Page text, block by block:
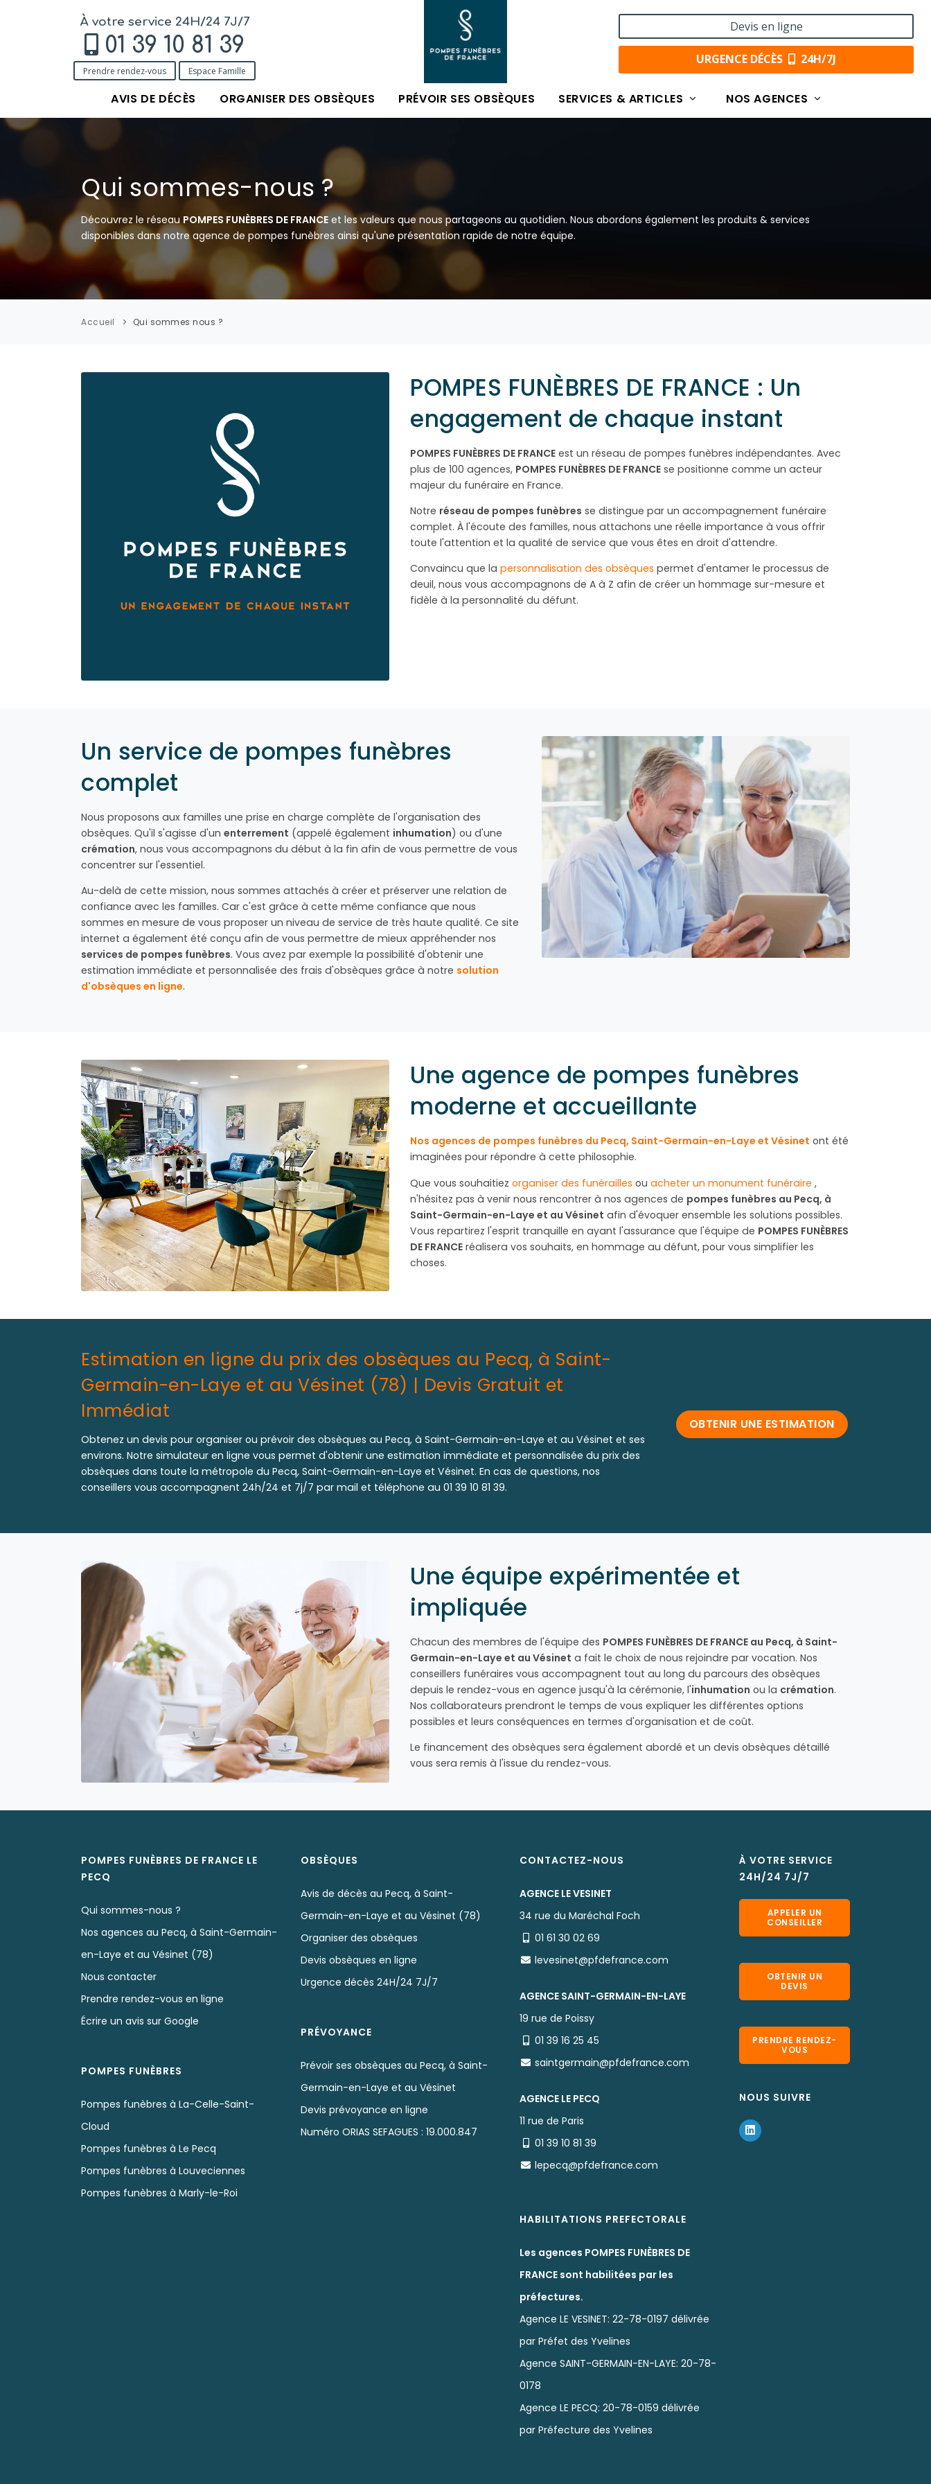
À votre service 24H/24 7J/7
01 39 10 81 39
Prendre rendez-vous Espace Famille
Devis en ligne
URGENCE DÉCÈS 24H/7J
AVIS DE DÉCÈS ORGANISER DES OBSÈQUES PRÉVOIR SES OBSÈQUES SERVICES & ARTICLES NOS AGENCES
Qui sommes-nous ?
Découvrez le réseauPOMPES FUNÈBRES DE FRANCE et les valeurs que nous partageons au quotidien. Nous abordons également les produits & services
disponibles dans notre agence de pompes funèbres ainsi qu'une présentation rapide de notre équipe.
Accueil Qui sommes nous ?
POMPES FUNÈBRES DE FRANCE : Un
engagement de chaque instant
POMPES FUNÈBRES DE FRANCE est un réseau de pompes funèbres indépendantes. Avec
plus de 100 agences, POMPES FUNÈBRES DE FRANCE se positionne comme un acteur
majeur du funéraire en France.
Notre réseau de pompes funèbres se distingue par un accompagnement funéraire
complet. À l'écoute des familles, nous attachons une réelle importance à vous offrir
toute l'attention et la qualité de service que vous êtes en droit d'attendre.
Convaincu que la personnalisation des obsèques permet d'entamer le processus de
deuil, nous vous accompagnons de A à Z afin de créer un hommage sur-mesure et
fidèle à la personnalité du défunt.
Un service de pompes funèbres
complet
Nous proposons aux familles une prise en charge complète de l'organisation des
obsèques. Qu'il s'agisse d'un enterrement (appelé également inhumation) ou d'une
crémation, nous vous accompagnons du début à la fin afin de vous permettre de vous
concentrer sur l'essentiel.
Au-delà de cette mission, nous sommes attachés à créer et préserver une relation de
confiance avec les familles. Car c'est grâce à cette même confiance que nous
sommes en mesure de vous proposer un niveau de service de très haute qualité. Ce site
internet a également été conçu afin de vous permettre de mieux appréhender nos
services de pompes funèbres. Vous avez par exemple la possibilité d'obtenir une
estimation immédiate et personnalisée des frais d'obsèques grâce à notre solution
d'obsèques en ligne.
Une agence de pompes funèbres
moderne et accueillante
Nos agences de pompes funèbres du Pecq, Saint-Germain-en-Laye et Vésinet ont été
imaginées pour répondre à cette philosophie.
Que vous souhaitiez organiser des funérailles ou acheter un monument funéraire ,
n'hésitez pas à venir nous rencontrer à nos agences de pompes funèbres au Pecq, à
Saint-Germain-en-Laye et au Vésinet afin d'évoquer ensemble les solutions possibles.
Vous repartirez l'esprit tranquille en ayant l'assurance que l'équipe de POMPES FUNÈBRES
DE FRANCE réalisera vos souhaits, en hommage au défunt, pour vous simplifier les
choses.
Estimation en ligne du prix des obsèques au Pecq, à Saint-
Germain-en-Laye et au Vésinet (78) | Devis Gratuit et
Immédiat
Obtenez un devis pour organiser ou prévoir des obsèques au Pecq, à Saint-Germain-en-Laye et au Vésinet et ses
environs. Notre simulateur en ligne vous permet d'obtenir une estimation immédiate et personnalisée du prix des
obsèques dans toute la métropole du Pecq, Saint-Germain-en-Laye et Vésinet. En cas de questions, nos
conseillers vous accompagnent 24h/24 et 7j/7 par mail et téléphone au 01 39 10 81 39.
OBTENIR UNE ESTIMATION
Une équipe expérimentée et
impliquée
Chacun des membres de l'équipe des POMPES FUNÈBRES DE FRANCE au Pecq, à Saint-
Germain-en-Laye et au Vésinet a fait le choix de nous rejoindre par vocation. Nos
conseillers funéraires vous accompagnent tout au long du parcours des obsèques
depuis le rendez-vous en agence jusqu'à la cérémonie, l'inhumation ou la crémation.
Nos collaborateurs prendront le temps de vous expliquer les différentes options
possibles et leurs conséquences en termes d'organisation et de coût.
Le financement des obsèques sera également abordé et un devis obsèques détaillé
vous sera remis à l'issue du rendez-vous.
POMPES FUNÈBRES DE FRANCE LE
PECQ
Qui sommes-nous ?
Nos agences au Pecq, à Saint-Germain-
en-Laye et au Vésinet (78)
Nous contacter
Prendre rendez-vous en ligne
Écrire un avis sur Google
POMPES FUNÈBRES
Pompes funèbres à La-Celle-Saint-
Cloud
Pompes funèbres à Le Pecq
Pompes funèbres à Louveciennes
Pompes funèbres à Marly-le-Roi
OBSÈQUES
Avis de décès au Pecq, à Saint-
Germain-en-Laye et au Vésinet (78)
Organiser des obsèques
Devis obsèques en ligne
Urgence décès 24H/24 7J/7
PRÉVOYANCE
Prévoir ses obsèques au Pecq, à Saint-
Germain-en-Laye et au Vésinet
Devis prévoyance en ligne
Numéro ORIAS SEFAGUES : 19.000.847
CONTACTEZ-NOUS
AGENCE LE VESINET
34 rue du Maréchal Foch
01 61 30 02 69
levesinet@pfdefrance.com
AGENCE SAINT-GERMAIN-EN-LAYE
19 rue de Poissy
01 39 16 25 45
saintgermain@pfdefrance.com
AGENCE LE PECQ
11 rue de Paris
01 39 10 81 39
lepecq@pfdefrance.com
HABILITATIONS PREFECTORALE
Les agences POMPES FUNÈBRES DE
FRANCE sont habilitées par les
préfectures.
Agence LE VESINET: 22-78-0197 délivrée
par Préfet des Yvelines
Agence SAINT-GERMAIN-EN-LAYE: 20-78-
0178
Agence LE PECQ: 20-78-0159 délivrée
par Préfecture des Yvelines
À VOTRE SERVICE
24H/24 7J/7
APPELER UN
CONSEILLER
OBTENIR UN
DEVIS
PRENDRE RENDEZ-
VOUS
NOUS SUIVRE